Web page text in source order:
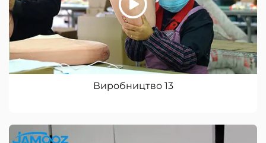
Виробництво 13